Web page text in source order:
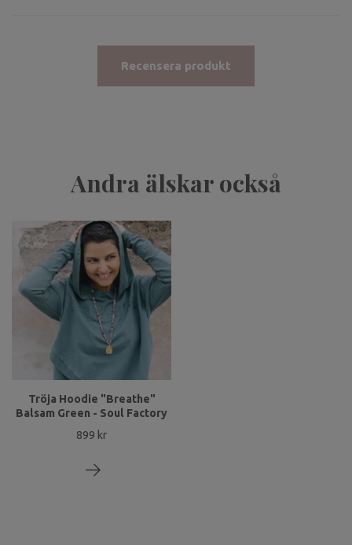
Recensera produkt
Andra älskar också
Tröja Hoodie "Breathe"
Balsam Green - Soul Factory
899 kr